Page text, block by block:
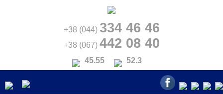
+38 (044) 334 46 46
+38 (067) 442 08 40
45.55 52.3